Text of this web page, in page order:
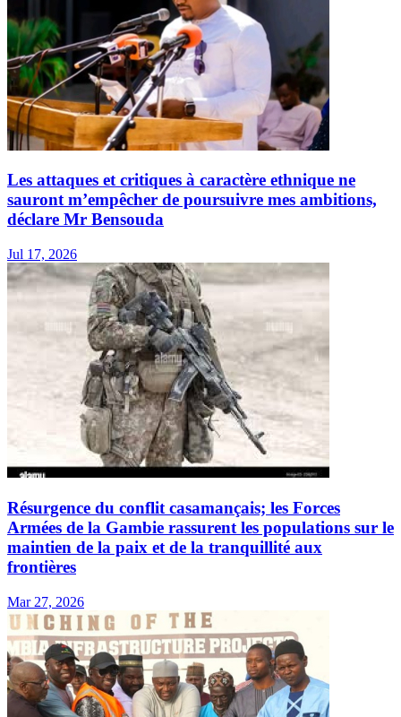
Les attaques et critiques à caractère ethnique ne
sauront m’empêcher de poursuivre mes ambitions,
déclare Mr Bensouda
Jul 17, 2026
Résurgence du conflit casamançais; les Forces
Armées de la Gambie rassurent les populations sur le
maintien de la paix et de la tranquillité aux
frontières
Mar 27, 2026